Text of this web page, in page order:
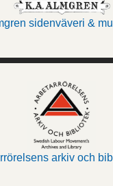
sidenväveri &
arkiv och